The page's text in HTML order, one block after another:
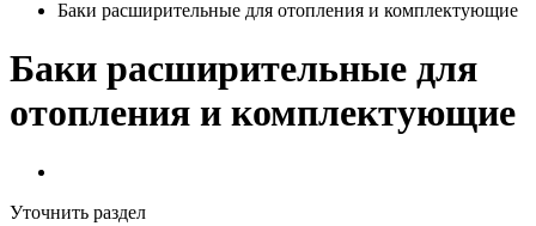
Баки расширительные для отопления и комплектующие
Баки расширительные для
отопления и комплектующие
Уточнить раздел